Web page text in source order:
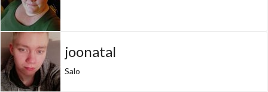
joonatal
Salo